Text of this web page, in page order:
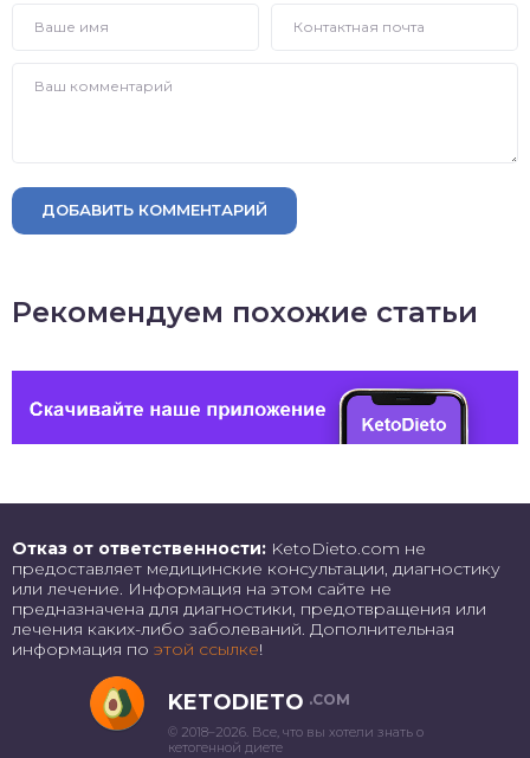
ДОБАВИТЬ КОММЕНТАРИЙ
Рекомендуем похожие статьи
Отказ от ответственности: KetoDieto.com не
предоставляет медицинские консультации, диагностику
или лечение. Информация на этом сайте не
предназначена для диагностики, предотвращения или
лечения каких-либо заболеваний. Дополнительная
информация по этой ссылке!
KETODIETO .COM
© 2018–2026. Все, что вы хотели знать о
кетогенной диете